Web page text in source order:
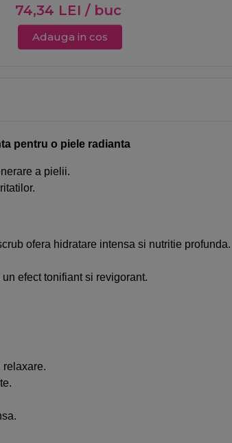
74,34 LEI / buc
Adauga in cos
pentru o piele radianta
a pielii.
ofera hidratare intensa si nutritie profunda.
un efect tonifiant si revigorant.
relaxare.